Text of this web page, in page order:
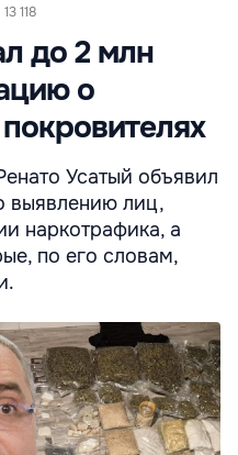
13 118
до 2 млн
о
Усатый объявил
выявлению лиц,
наркотрафика, а
по его словам,